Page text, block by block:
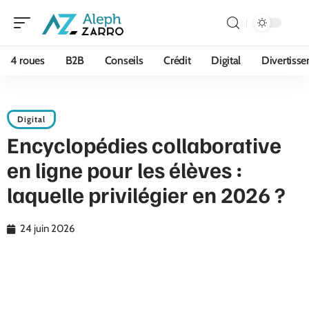
4 roues B2B Conseils Crédit Digital
Digital
Encyclopédies collaborative
en ligne pour les élèves :
laquelle privilégier en 2026 ?
24 juin 2026